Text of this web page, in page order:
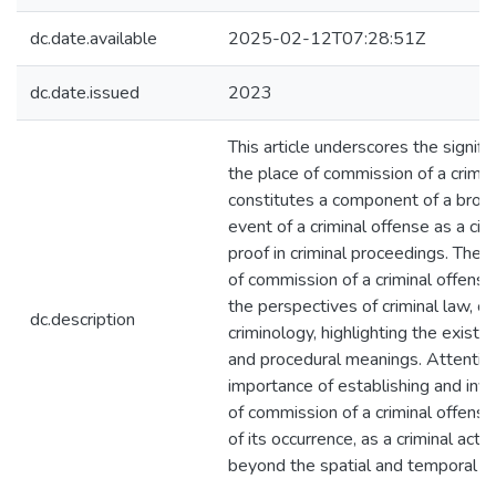
dc.date.available 2025-02-12T07:28:51Z
dc.date.issued 2023
dc.description
This article underscores the
the place of commission of a
constitutes a component of a
event of a criminal offense as a
proof in criminal proceedings. The
of commission of a criminal
the perspectives of criminal law,
criminology, highlighting the
and procedural meanings.
importance of establishing and
of commission of a criminal
of its occurrence, as a criminal act
beyond the spatial and temporal